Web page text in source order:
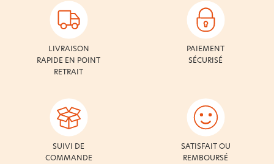
LIVRAISON
RAPIDE EN POINT
RETRAIT
PAIEMENT
SÉCURISÉ
SUIVI DE
COMMANDE
SATISFAIT OU
REMBOURSÉ